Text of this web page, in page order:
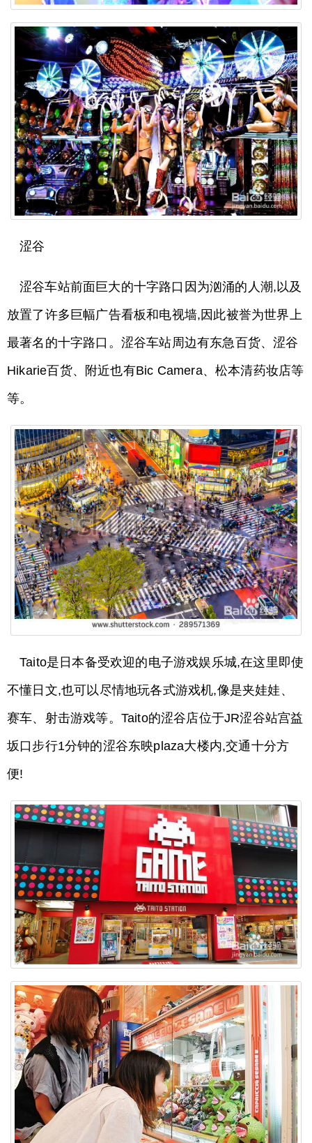
涩谷
涩谷车站前面巨大的十字路口因为汹涌的人潮,以及
放置了许多巨幅广告看板和电视墙,因此被誉为世界上
最著名的十字路口。涩谷车站周边有东急百货、涩谷
Hikarie百货、附近也有Bic Camera、松本清药妆店等
等。
Taito是日本备受欢迎的电子游戏娱乐城,在这里即使
不懂日文,也可以尽情地玩各式游戏机,像是夹娃娃、
赛车、射击游戏等。Taito的涩谷店位于JR涩谷站宫益
坂口步行1分钟的涩谷东映plaza大楼内,交通十分方
便!